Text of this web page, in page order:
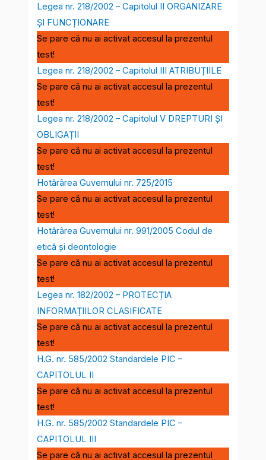
Legea nr. 218/2002 – Capitolul II ORGANIZARE
ȘI FUNCȚIONARE
Se pare că nu ai activat accesul la prezentul
test!
Legea nr. 218/2002 – Capitolul III ATRIBUȚIILE
Se pare că nu ai activat accesul la prezentul
test!
Legea nr. 218/2002 – Capitolul V DREPTURI ȘI
OBLIGAȚII
Se pare că nu ai activat accesul la prezentul
test!
Hotărârea Guvernului nr. 725/2015
Se pare că nu ai activat accesul la prezentul
test!
Hotărârea Guvernului nr. 991/2005 Codul de
etică și deontologie
Se pare că nu ai activat accesul la prezentul
test!
Legea nr. 182/2002 – PROTECȚIA
INFORMAȚIILOR CLASIFICATE
Se pare că nu ai activat accesul la prezentul
test!
H.G. nr. 585/2002 Standardele PIC –
CAPITOLUL II
Se pare că nu ai activat accesul la prezentul
test!
H.G. nr. 585/2002 Standardele PIC –
CAPITOLUL III
Se pare că nu ai activat accesul la prezentul